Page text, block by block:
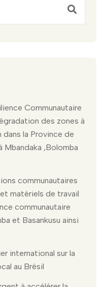
Communautaire
des zones à
la Province de
Mbandaka ,Bolomba
communautaires
matériels de travail
communautaire
et Basankusu ainsi
international sur la
au Brésil